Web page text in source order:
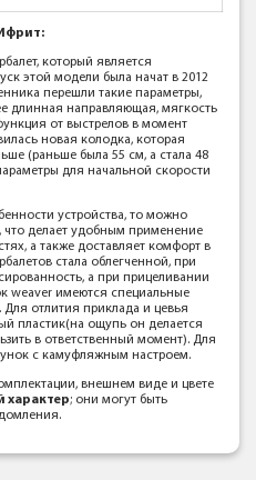
который является
этой модели была начат в 2012
перешли такие параметры,
длинная направляющая, мягкость
от выстрелов в момент
новая колодка, которая
(раньше была 55 см, а стала 48
для начальной скорости
устройства, то можно
что делает удобным применение
а также доставляет комфорт в
стала облегченной, при
а при прицеливании
weaver имеются специальные
отлития приклада и цевья
пластик(на ощупь он делается
в ответственный момент). Для
с камуфляжным настроем.
внешнем виде и цвете
характер; они могут быть